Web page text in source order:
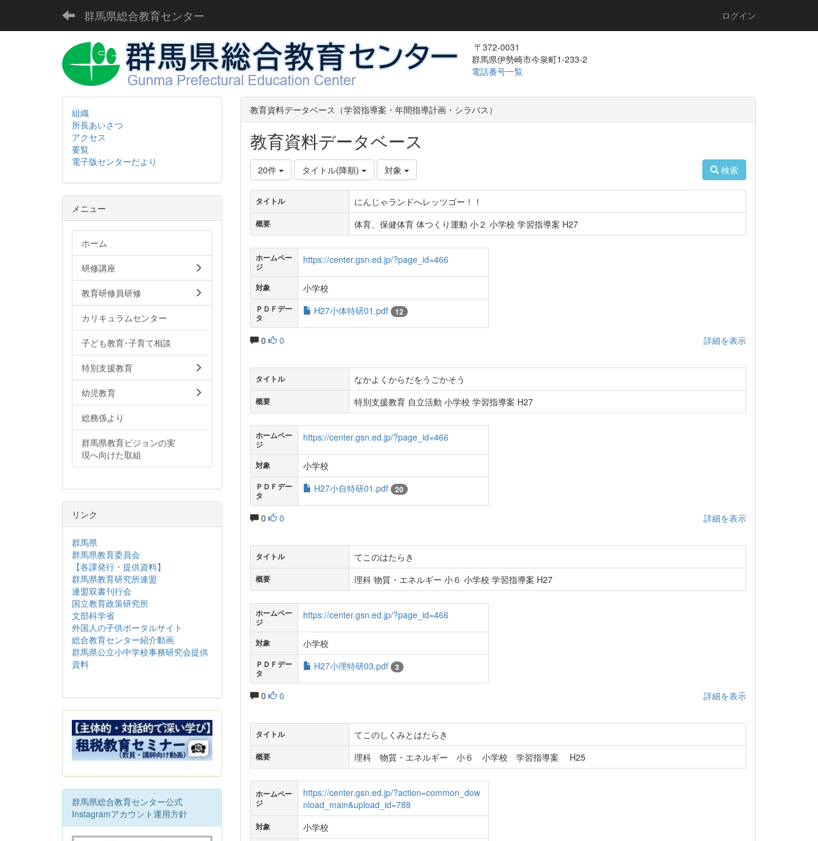
群馬県総合教育センター ログイン
〒372-0031
群馬県伊勢崎市今泉町1-233-2
電話番号一覧
教育資料データベース（学習指導案・年間指導計画・シラバス）
教育資料データベース
20件 タイトル(降順) 対象 検索
タイトル にんじゃランドへレッツゴー！！
概要 体育、保健体育 体つくり運動 小２ 小学校 学習指導案 H27
ホームペー
ジ
https://center.gsn.ed.jp/?page_id=466
対象 小学校
ＰＤＦデー
タ
H27小体特研01.pdf 12
0 0 詳細を表示
タイトル なかよくからだをうごかそう
概要 特別支援教育 自立活動 小学校 学習指導案 H27
ホームペー
ジ
https://center.gsn.ed.jp/?page_id=466
対象 小学校
ＰＤＦデー
タ
H27小自特研01.pdf 20
0 0 詳細を表示
タイトル てこのはたらき
概要 理科 物質・エネルギー 小６ 小学校 学習指導案 H27
ホームペー
ジ
https://center.gsn.ed.jp/?page_id=466
対象 小学校
ＰＤＦデー
タ
H27小理特研03.pdf 3
0 0 詳細を表示
タイトル てこのしくみとはたらき
概要 理科 物質・エネルギー 小６ 小学校 学習指導案 H25
ホームペー
ジ
https://center.gsn.ed.jp/?action=common_dow
nload_main&upload_id=788
対象 小学校
組織
所長あいさつ
アクセス
要覧
電子版センターだより
メニュー
ホーム
研修講座
教育研修員研修
カリキュラムセンター
子ども教育･子育て相談
特別支援教育
幼児教育
総務係より
群馬県教育ビジョンの実
現へ向けた取組
リンク
群馬県
群馬県教育委員会
【各課発行・提供資料】
群馬県教育研究所連盟
連盟双書刊行会
国立教育政策研究所
文部科学省
外国人の子供ポータルサイト
総合教育センター紹介動画
群馬県公立小中学校事務研究会提供
資料
群馬県総合教育センター公式
Instagramアカウント運用方針